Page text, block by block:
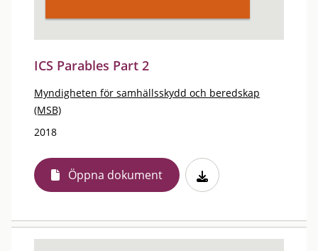
ICS Parables Part 2
Myndigheten för samhällsskydd och beredskap
(MSB)
2018
Öppna dokument